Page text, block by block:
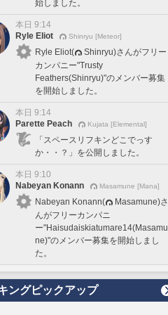
始しました。
本日 9:14
Ryle Eliot
Shinryu [Meteor]
Ryle Eliot(
Shinryu)さんがフリー
カンパニー"Trusty
Feathers(Shinryu)"のメンバー募集
を開始しました。
本日 9:14
Parette Peach
Kujata [Elemental]
「スペースリフキンどこでっす
か・・？」を公開しました。
本日 9:10
Nabeyan Konann
Masamune [Mana]
Nabeyan Konann(
Masamune)さ
んがフリーカンパニ
ー"Haisudaiskiatumare14(Masamu
ne)"のメンバー募集を開始しまし
た。
ングピックアップ